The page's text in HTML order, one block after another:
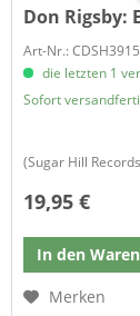
Don Rigsby:
Art-Nr.: CDSH3915
die letzten 1
Sofort
(Sugar Hill
19,95 €
In den
Merken